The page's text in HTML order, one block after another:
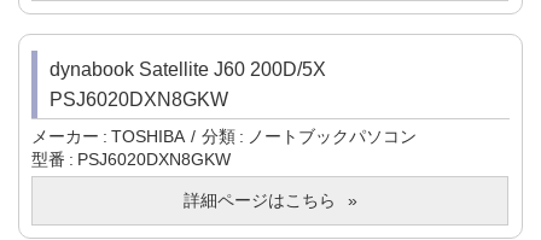
dynabook Satellite J60 200D/5X
PSJ6020DXN8GKW
メーカー TOSHIBA 分類
ノートブックパソコン
型番
PSJ6020DXN8GKW
詳細ページはこちら